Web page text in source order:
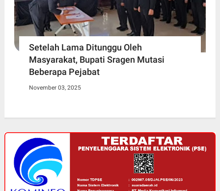
Setelah Lama Ditunggu Oleh
Masyarakat, Bupati Sragen Mutasi
Beberapa Pejabat
November 03, 2025